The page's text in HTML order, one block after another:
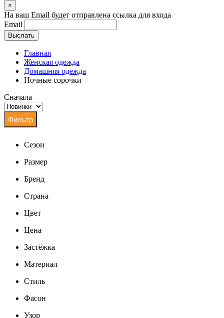
×
На ваш Email будет отправлена ссылка для входа
Email
Выслать
Главная
Женская одежда
Домашняя одежда
Ночные сорочки
Сначала
Сезон
Размер
Бренд
Страна
Цвет
Цена
Застёжка
Материал
Стиль
Фасон
Узор